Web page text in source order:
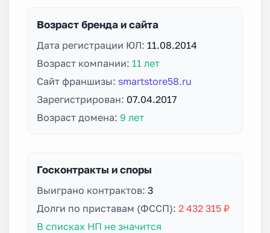
Возраст бренда и сайта
Дата регистрации ЮЛ: 11.08.2014
Возраст компании: 11 лет
Сайт франшизы: smartstore58.ru
Зарегистрирован: 07.04.2017
Возраст домена: 9 лет
Госконтракты и споры
Выиграно контрактов: 3
Долги по приставам (ФССП): 2 432 315 ₽
В списках НП не значится